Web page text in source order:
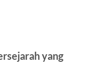
yang